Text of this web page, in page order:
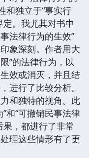
和独立于“事实行
定。我尤其对书中
法律行为的生效”
象深刻。作者用大
”的法律行为，以
效或消灭，并且结
进行了比较分析。
和独特的视角。此
和“可撤销民事法律
，都进行了非常
理这些情形有了更